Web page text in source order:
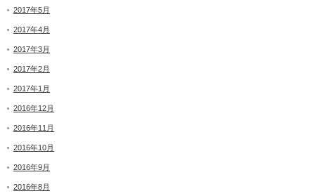
2017年5月
2017年4月
2017年3月
2017年2月
2017年1月
2016年12月
2016年11月
2016年10月
2016年9月
2016年8月